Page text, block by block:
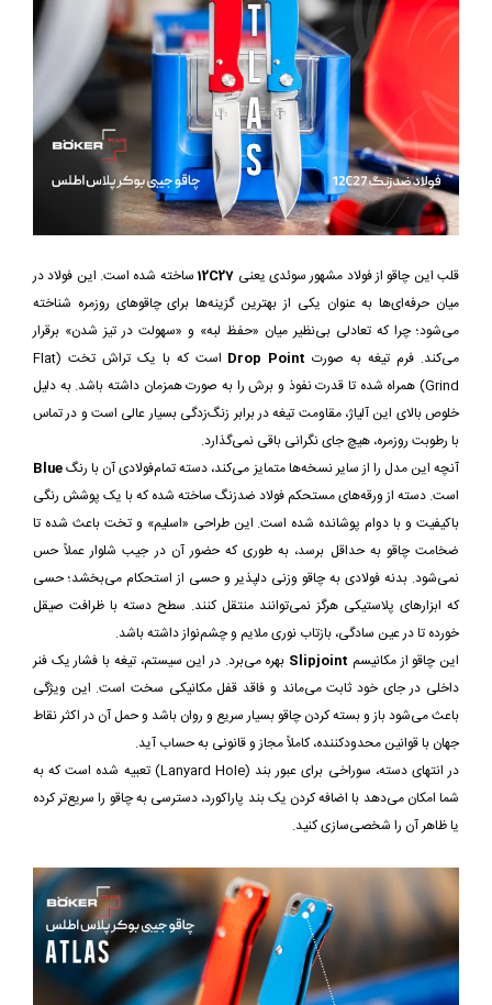
قلب این چاقو از فولاد مشهور سوئدی یعنی 12C27 ساخته شده است. این فولاد در
میان حرفه‌ای‌ها به عنوان یکی از بهترین گزینه‌ها برای چاقوهای روزمره شناخته
می‌شود؛ چرا که تعادلی بی‌نظیر میان «حفظ لبه» و «سهولت در تیز شدن» برقرار
می‌کند. فرم تیغه به صورت Drop Point
است که با یک تراش تخت (Flat
Grind) همراه شده تا قدرت نفوذ و برش را به صورت همزمان داشته باشد. به دلیل
خلوص بالای این آلیاژ، مقاومت تیغه در برابر زنگ‌زدگی بسیار عالی است و در تماس
با رطوبت روزمره، هیچ جای نگرانی باقی نمی‌گذارد.
آنچه این مدل را از سایر نسخه‌ها متمایز می‌کند، دسته تمام‌فولادی آن با رنگBlue
است. دسته از ورقه‌های مستحکم فولاد ضدزنگ ساخته شده که با یک پوشش رنگی
باکیفیت و با دوام پوشانده شده است. این طراحی «اسلیم» و تخت باعث شده تا
ضخامت چاقو به حداقل برسد، به طوری که حضور آن در جیب شلوار عملاً حس
نمی‌شود. بدنه فولادی به چاقو وزنی دلپذیر و حسی از استحکام می‌بخشد؛ حسی
که ابزارهای پلاستیکی هرگز نمی‌توانند منتقل کنند. سطح دسته با ظرافت صیقل
خورده تا در عین سادگی، بازتاب نوری ملایم و چشم‌نواز داشته باشد.
این چاقو از مکانیسم Slipjoint بهره می‌برد. در این سیستم، تیغه با فشار یک فنر
داخلی در جای خود ثابت می‌ماند و فاقد قفل مکانیکی سخت است. این ویژگی
باعث می‌شود باز و بسته کردن چاقو بسیار سریع و روان باشد و حمل آن در اکثر نقاط
جهان با قوانین محدودکننده، کاملاً مجاز و قانونی به حساب آید.
در انتهای دسته، سوراخی برای عبور بند (Lanyard Hole) تعبیه شده است که به
شما امکان می‌دهد با اضافه کردن یک بند پاراکورد، دسترسی به چاقو را سریع‌تر کرده
یا ظاهر آن را شخصی‌سازی کنید.